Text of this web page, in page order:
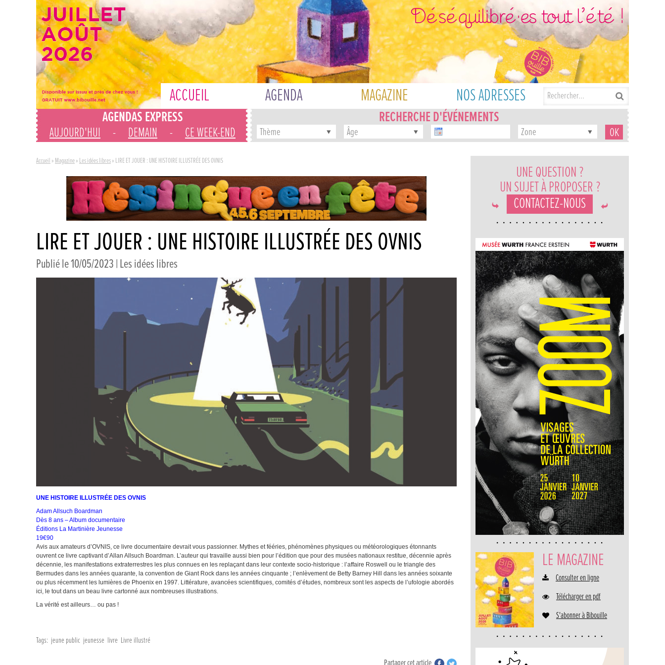
ACCUEIL AGENDA MAGAZINE NOS ADRESSES
AGENDAS EXPRESS
AUJOURD'HUI - DEMAIN - CE WEEK-END
RECHERCHE D'ÉVÉNEMENTS
Thème Âge Zone
Accueil » Magazine» Les idées libres» LIRE ET JOUER : UNE HISTOIRE ILLUSTRÉE DES OVNIS
LIRE ET JOUER : UNE HISTOIRE ILLUSTRÉE DES OVNIS
Publié le 10/05/2023 |Les idées libres
UNE HISTOIRE ILLUSTRÉE DES OVNIS
Adam Allsuch Boardman
Dès 8 ans – Album documentaire
Éditions La Martinière Jeunesse
19€90
Avis aux amateurs d’OVNIS, ce livre documentaire devrait vous passionner. Mythes et fééries, phénomènes physiques ou météorologiques étonnants
ouvrent ce livre captivant d’Allan Allsuch Boardman. L’auteur qui travaille aussi bien pour l’édition que pour des musées nationaux restitue, décennie après
décennie, les manifestations extraterrestres les plus connues en les replaçant dans leur contexte socio-historique : l’affaire Roswell ou le triangle des
Bermudes dans les années quarante, la convention de Giant Rock dans les années cinquante ; l’enlèvement de Betty Barney Hill dans les années soixante
ou plus récemment les lumières de Phoenix en 1997. Littérature, avancées scientifiques, comités d’études, nombreux sont les aspects de l’ufologie abordés
ici, le tout dans un beau livre cartonné aux nombreuses illustrations.
La vérité est ailleurs… ou pas !
Tags: jeune public jeunesse livre Livre illustré
UNE QUESTION ?
UN SUJET À PROPOSER ?
CONTACTEZ-NOUS
LE MAGAZINE
Consulter en ligne
Télécharger en pdf
S'abonner à Bibouille